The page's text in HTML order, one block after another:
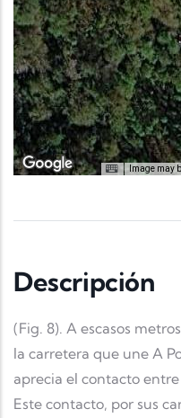
Image may
Descripción
(Fig. 8). A escasos
la carretera que une A
aprecia el contacto
Este contacto, por sus